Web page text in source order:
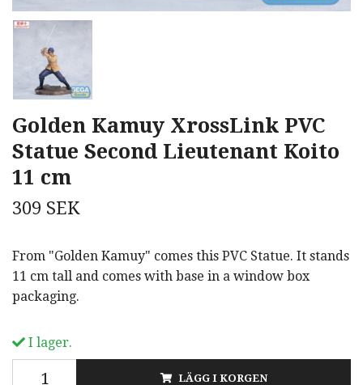
Golden Kamuy XrossLink PVC
Statue Second Lieutenant Koito
11 cm
309 SEK
From "Golden Kamuy" comes this PVC Statue. It stands
11 cm tall and comes with base in a window box
packaging.
I lager.
LÄGG I KORGEN